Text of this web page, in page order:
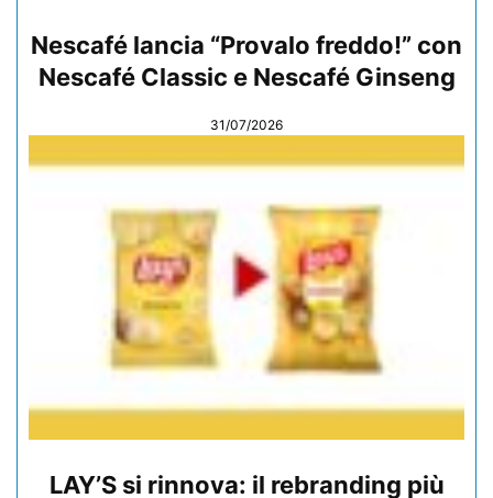
Nescafé lancia “Provalo freddo!” con
Nescafé Classic e Nescafé Ginseng
31/07/2026
LAY’S si rinnova: il rebranding più